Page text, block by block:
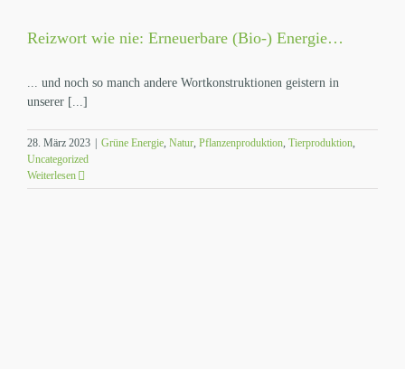
Reizwort wie nie: Erneuerbare (Bio-) Energie…
... und noch so manch andere Wortkonstruktionen geistern in
unserer [...]
28. März 2023 | Grüne Energie Natur Pflanzenproduktion Tierproduktion
Uncategorized
Weiterlesen